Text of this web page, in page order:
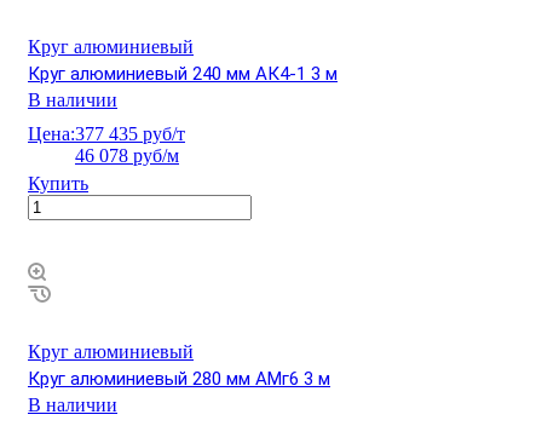
Круг алюминиевый
Круг алюминиевый 240 мм АК4-1 3 м
В наличии
Цена:377 435 руб/т
46 078 руб/м
Купить
Круг алюминиевый
Круг алюминиевый 280 мм АМг6 3 м
В наличии